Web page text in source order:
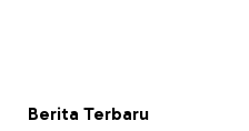
Berita Terbaru